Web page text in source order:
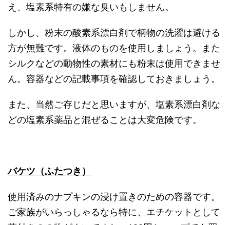
え、塩素系特有の嫌な臭いもしません。
しかし、粉末の酸素系漂白剤で柄物の洗濯は避ける
方が無難です。液体のものを使用しましょう。また
シルクなどの動物性の素材にも粉末は使用できませ
ん。容器などの記載事項を確認しておきましょう。
また、当然ご存じだと思いますが、塩素系漂白剤な
どの塩素系薬品と混ぜることは大変危険です。
バケツ（ふたつき）
使用済みのナプキンの浸け置きのための容器です。
ご家族がいらっしゃるなら特に、エチケットとして